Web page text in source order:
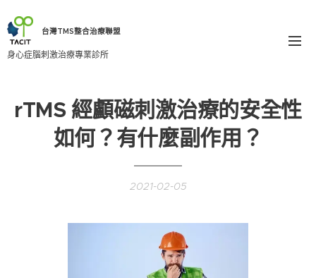
台灣TMS整合治療聯盟
身心症腦刺激治療專業診所
rTMS 經顱磁刺激治療的安全性
如何？有什麼副作用？
2021-02-05